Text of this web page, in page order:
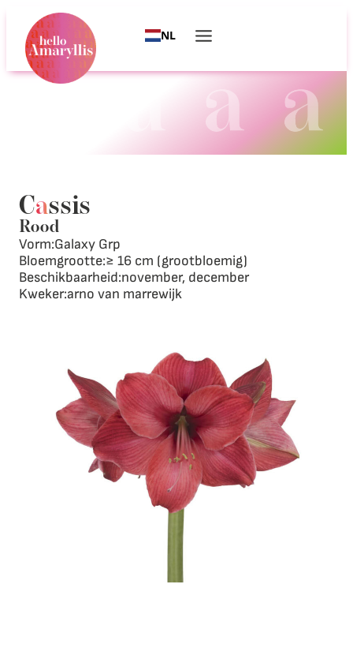
NL
Cassis
Rood
Vorm:Galaxy Grp
Bloemgrootte:≥ 16 cm (grootbloemig)
Beschikbaarheid:november, december
Kweker:arno van marrewijk